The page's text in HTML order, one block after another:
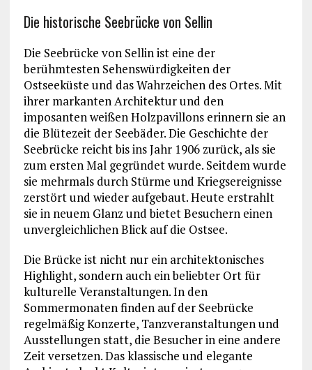
Die historische Seebrücke von Sellin
Die Seebrücke von Sellin ist eine der
berühmtesten Sehenswürdigkeiten der
Ostseeküste und das Wahrzeichen des Ortes. Mit
ihrer markanten Architektur und den
imposanten weißen Holzpavillons erinnern sie an
die Blütezeit der Seebäder. Die Geschichte der
Seebrücke reicht bis ins Jahr 1906 zurück, als sie
zum ersten Mal gegründet wurde. Seitdem wurde
sie mehrmals durch Stürme und Kriegsereignisse
zerstört und wieder aufgebaut. Heute erstrahlt
sie in neuem Glanz und bietet Besuchern einen
unvergleichlichen Blick auf die Ostsee.
Die Brücke ist nicht nur ein architektonisches
Highlight, sondern auch ein beliebter Ort für
kulturelle Veranstaltungen. In den
Sommermonaten finden auf der Seebrücke
regelmäßig Konzerte, Tanzveranstaltungen und
Ausstellungen statt, die Besucher in eine andere
Zeit versetzen. Das klassische und elegante